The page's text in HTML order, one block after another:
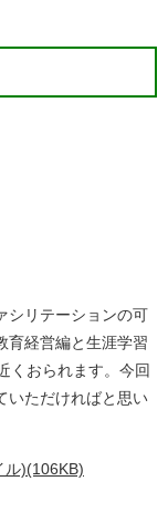
シリテーションの可
育経営編と生涯学習
くおられます。今回
いただければと思い
ル)(106KB)